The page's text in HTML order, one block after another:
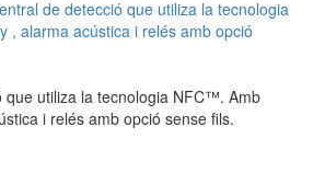
que utiliza la tecnologia NFC™. Amb
i relés amb opció sense fils.